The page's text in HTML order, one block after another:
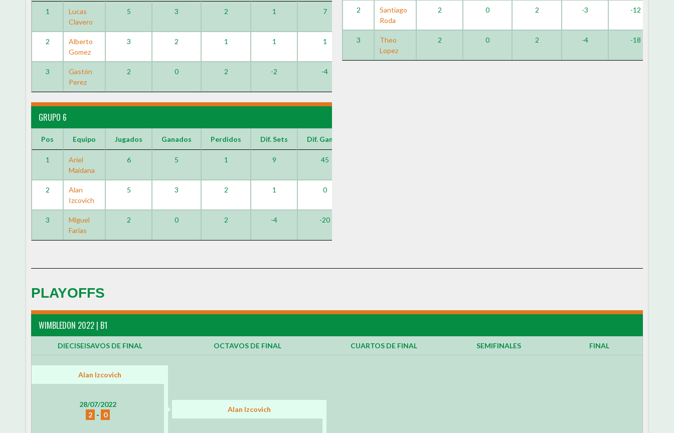
1
Lucas
Clavero
5 3 2 1 7
2
Alberto
Gomez
3 2 1 1 1
3
Gastón
Perez
2 0 2 -2 -4
GRUPO 6
Pos Equipo Jugados Ganados Perdidos Dif. Sets Dif. Games
1
Ariel
Maidana
6 5 1 9 45
2
Alan
Izcovich
5 3 2 1 0
3
Miguel
Farias
2 0 2 -4 -20
2
Santiago
Roda
2 0 2 -3 -12
3
Theo
Lopez
2 0 2 -4 -18
PLAYOFFS
WIMBLEDON 2022 | B1
DIECISEISAVOS DE FINAL OCTAVOS DE FINAL CUARTOS DE FINAL SEMIFINALES FINAL
Alan Izcovich
28/07/2022
2 - 0
Alan Izcovich